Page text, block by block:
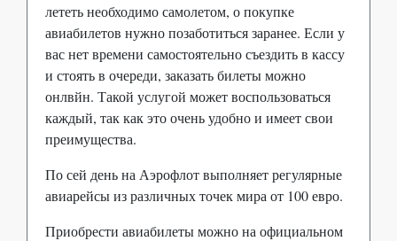
лететь необходимо самолетом, о покупке
авиабилетов нужно позаботиться заранее. Если у
вас нет времени самостоятельно съездить в кассу
и стоять в очереди, заказать билеты можно
онлвйн. Такой услугой может воспользоваться
каждый, так как это очень удобно и имеет свои
преимущества.
По сей день на Аэрофлот выполняет регулярные
авиарейсы из различных точек мира от 100 евро.
Приобрести авиабилеты можно на официальном